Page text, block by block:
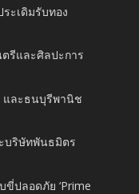
ะเดิมรับทอง
รีและศิลปะการ
และธนบุรีพานิช
บริษัทพันธมิตร
ปลอดภัย ‘Prime